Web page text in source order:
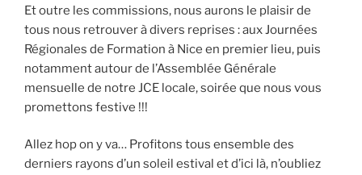
Et outre les commissions, nous aurons le plaisir de
tous nous retrouver à divers reprises : aux Journées
Régionales de Formation à Nice en premier lieu, puis
notamment autour de l’Assemblée Générale
mensuelle de notre JCE locale, soirée que nous vous
promettons festive !!!
Allez hop on y va… Profitons tous ensemble des
derniers rayons d’un soleil estival et d’ici là, n’oubliez